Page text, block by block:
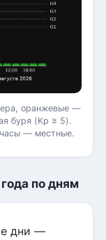
оранжевые —
буря (Kp ≥ 5).
— местные.
по дням
дни —